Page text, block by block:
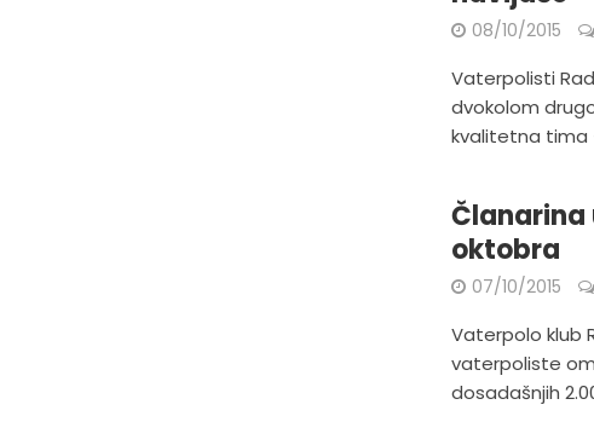
08/10/2015
Vaterpolisti
dvokolom
kvalitetna tima
Članarina
oktobra
07/10/2015
Vaterpolo klub
vaterpoliste
dosadašnjih